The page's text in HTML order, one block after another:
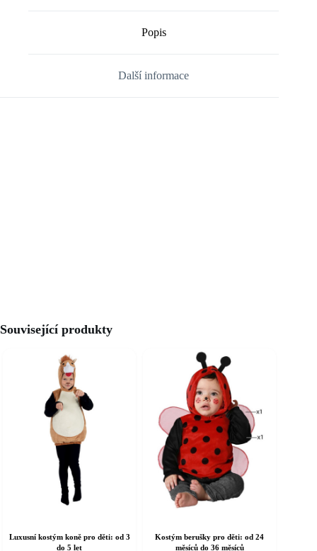
Popis
Další informace
Související produkty
Luxusní kostým koně pro děti: od 3
do 5 let
Kostým berušky pro děti: od 24
měsíců do 36 měsíců